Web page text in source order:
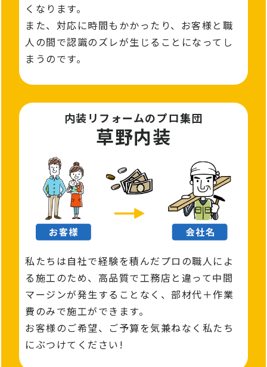
くなります。
また、対応に時間もかかったり、お客様と職
人の間で認識のズレが生じることになってし
まうのです。
内装リフォームのプロ集団
草野内装
私たちは自社で経験を積んだプロの職人によ
る施工のため、高品質で工務店と違って中間
マージンが発⽣することなく、部材代＋作業
費のみで施工ができます。
お客様のご希望、ご予算を気兼ねなく私たち
にぶつけてください!